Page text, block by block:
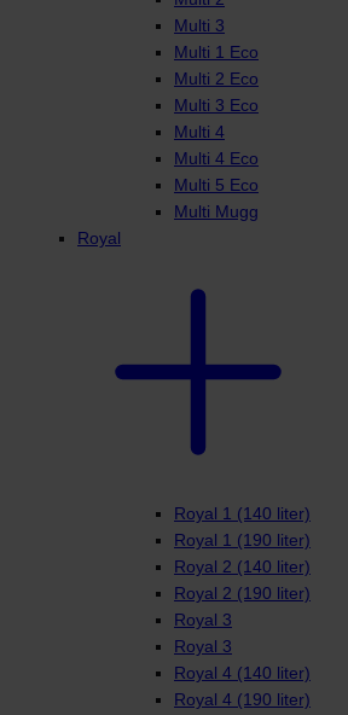
Multi 3
Multi 1 Eco
Multi 2 Eco
Multi 3 Eco
Multi 4
Multi 4 Eco
Multi 5 Eco
Multi Mugg
Royal
Royal 1 (140 liter)
Royal 1 (190 liter)
Royal 2 (140 liter)
Royal 2 (190 liter)
Royal 3
Royal 3
Royal 4 (140 liter)
Royal 4 (190 liter)